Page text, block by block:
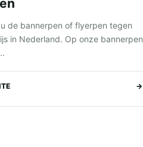
de bannerpen of flyerpen tegen
in Nederland. Op onze bannerpen
→